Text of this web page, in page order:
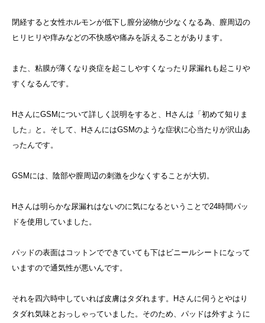
閉経すると女性ホルモンが低下し膣分泌物が少なくなる為、膣周辺の
ヒリヒリや痒みなどの不快感や痛みを訴えることがあります。
また、粘膜が薄くなり炎症を起こしやすくなったり尿漏れも起こりや
すくなるんです。
HさんにGSMについて詳しく説明をすると、Hさんは「初めて知りま
した」と。そして、HさんにはGSMのような症状に心当たりが沢山あ
ったんです。
GSMには、陰部や膣周辺の刺激を少なくすることが大切。
Hさんは明らかな尿漏れはないのに気になるということで24時間パッ
ドを使用していました。
パッドの表面はコットンでできていても下はビニールシートになって
いますので通気性が悪いんです。
それを四六時中していれば皮膚はタダれます。Hさんに伺うとやはり
タダれ気味とおっしゃっていました。そのため、パッドは外すように